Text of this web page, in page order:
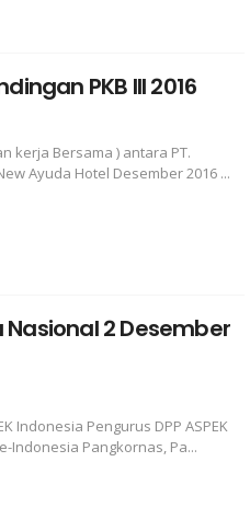
PKB III 2016
kerja Bersama ) antara PT.
Ayuda Hotel Desember 2016 ...
Nasional 2 Desember
Indonesia Pengurus DPP ASPEK
Indonesia Pangkornas, Pa...